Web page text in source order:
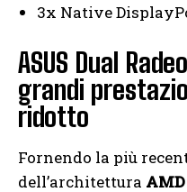
3x Native
ASUS Dual
grandi
ridotto
Fornendo la più
dell’architettura AMD